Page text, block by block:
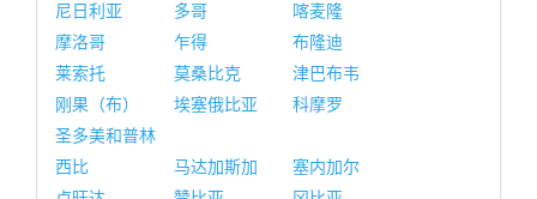
尼日利亚
多哥
喀麦隆
摩洛哥
乍得
布隆迪
莱索托
莫桑比克
津巴布韦
刚果（布）
埃塞俄比亚
科摩罗
圣多美和普林
西比
马达加斯加
塞内加尔